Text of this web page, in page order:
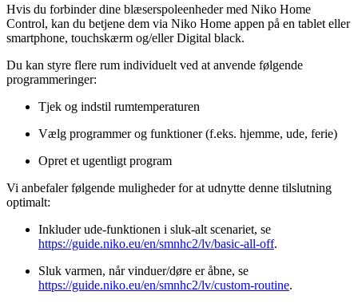
Hvis du forbinder dine blæserspoleenheder med Niko Home
Control, kan du betjene dem via Niko Home appen på en tablet eller
smartphone, touchskærm og/eller Digital black.
Du kan styre flere rum individuelt ved at anvende følgende
programmeringer:
Tjek og indstil rumtemperaturen
Vælg programmer og funktioner (f.eks. hjemme, ude, ferie)
Opret et ugentligt program
Vi anbefaler følgende muligheder for at udnytte denne tilslutning
optimalt:
Inkluder ude-funktionen i sluk-alt scenariet, se
https://guide.niko.eu/en/smnhc2/lv/basic-all-off.
Sluk varmen, når vinduer/døre er åbne, se
https://guide.niko.eu/en/smnhc2/lv/custom-routine.